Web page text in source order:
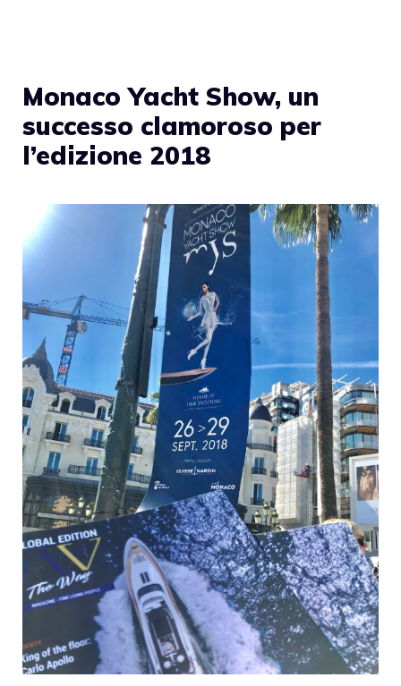
Monaco Yacht Show, un
successo clamoroso per
l’edizione 2018